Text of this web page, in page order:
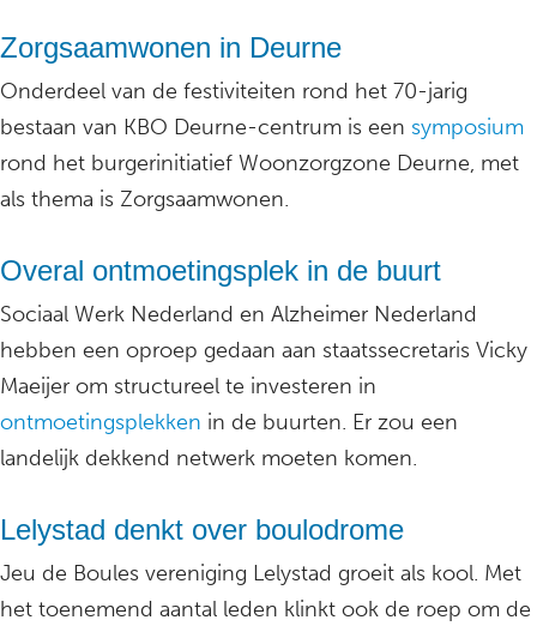
Zorgsaamwonen in Deurne
Onderdeel van de festiviteiten rond het 70-jarig
bestaan van KBO Deurne-centrum is een symposium
rond het burgerinitiatief Woonzorgzone Deurne, met
als thema is Zorgsaamwonen.
Overal ontmoetingsplek in de buurt
Sociaal Werk Nederland en Alzheimer Nederland
hebben een oproep gedaan aan staatssecretaris Vicky
Maeijer om structureel te investeren in
ontmoetingsplekken in de buurten. Er zou een
landelijk dekkend netwerk moeten komen.
Lelystad denkt over boulodrome
Jeu de Boules vereniging Lelystad groeit als kool. Met
het toenemend aantal leden klinkt ook de roep om de